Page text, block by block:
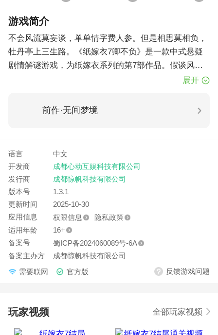
游戏简介
不会风流莫妄谈，单单情字费人参。但是相思莫相负，
牡丹亭上三生路。《纸嫁衣7卿不负》是一款中式悬疑
剧情解谜游戏，为纸嫁衣系列的第7部作品。假谈风
流，偏掩真情，爱是碧落黄泉又逢她，以鸩为媒。本次
外离魂的爱人。这段旅途中除了《纸嫁衣3鸳鸯债》卿
★游戏特色★
- 民俗升级——仍然是很俗的那种民俗， 大家都熟。
- 剧情升级——部分纸嫁衣世界故人将会再度登场，不
仅是在彩蛋里。
- 视觉升级——美的更美，帅的更帅，丑的更丑，怪的
更怪。
- 心跳升级——相信你们早就免疫了，所以建议睡前
玩。
1.优化了游戏体验。
展开
前作·无间梦境
语言
中文
开发商
成都心动互娱科技有限公司
发行商
成都惊帆科技有限公司
版本号
1.3.1
更新时间
2025-10-30
应用信息
权限信息
隐私政策
适用年龄
16+
备案号
蜀ICP备2024060089号-6A
备案主办方
成都惊帆科技有限公司
需要联网
官方版 反馈游戏问题
玩家视频 全部玩家视频